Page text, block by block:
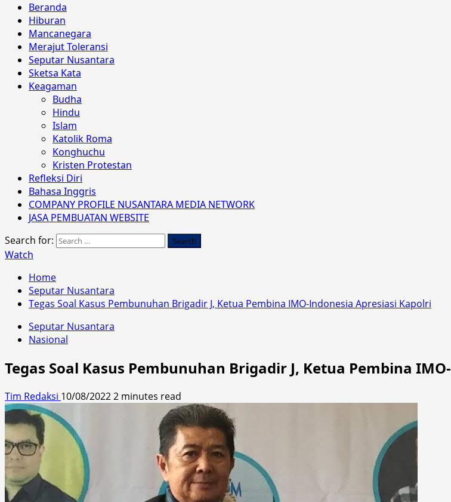
Beranda
Hiburan
Mancanegara
Merajut Toleransi
Seputar Nusantara
Sketsa Kata
Keagaman
Budha
Hindu
Islam
Katolik Roma
Konghuchu
Kristen Protestan
Refleksi Diri
Bahasa Inggris
COMPANY PROFILE NUSANTARA MEDIA NETWORK
JASA PEMBUATAN WEBSITE
Search for:
Watch
Home
Seputar Nusantara
Tegas Soal Kasus Pembunuhan Brigadir J, Ketua Pembina IMO-Indonesia Apresiasi Kapolri
Seputar Nusantara
Nasional
Tegas Soal Kasus Pembunuhan Brigadir J, Ketua Pembina
Tim Redaksi 10/08/20222 minutes read